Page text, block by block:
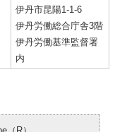
伊丹市昆陽1-1-6
伊丹労働総合庁舎3階
伊丹労働基準監督署
内